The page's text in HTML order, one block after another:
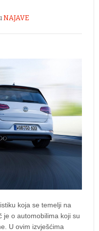
NAJAVE
koja se temelji na
je o automobilima koji su
U ovim izvješćima